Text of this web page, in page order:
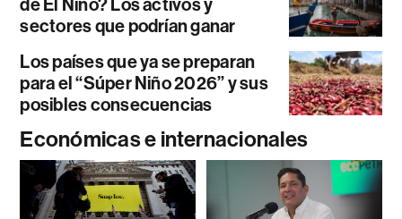
sectores que podrían ganar
Los países que ya se preparan
para el “Súper Niño 2026” y sus
posibles consecuencias
Económicas e internacionales